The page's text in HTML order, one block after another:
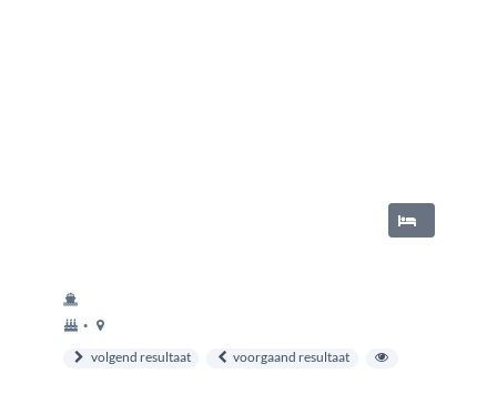
bouwjaar
•
volgend resultaat voorgaand resultaat